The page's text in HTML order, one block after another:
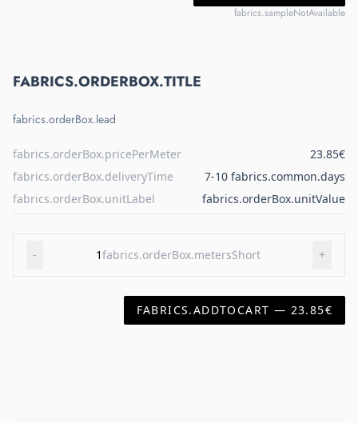
fabrics.sampleNotAvailable
FABRICS.ORDERBOX.TITLE
fabrics.orderBox.lead
fabrics.orderBox.pricePerMeter
23.85€
fabrics.orderBox.deliveryTime
7-10 fabrics.common.days
fabrics.orderBox.unitLabel
fabrics.orderBox.unitValue
- 1fabrics.orderBox.metersShort +
FABRICS.ADDTOCART — 23.85€